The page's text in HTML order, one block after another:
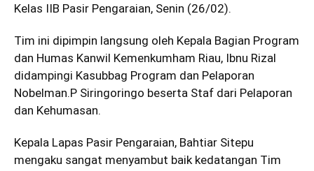
Kelas IIB Pasir Pengaraian, Senin (26/02).
Tim ini dipimpin langsung oleh Kepala Bagian Program
dan Humas Kanwil Kemenkumham Riau, Ibnu Rizal
didampingi Kasubbag Program dan Pelaporan
Nobelman.P Siringoringo beserta Staf dari Pelaporan
dan Kehumasan.
Kepala Lapas Pasir Pengaraian, Bahtiar Sitepu
mengaku sangat menyambut baik kedatangan Tim